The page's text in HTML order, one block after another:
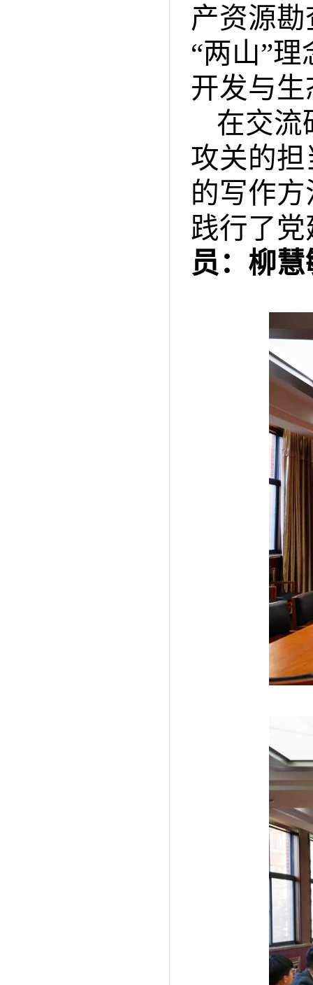
产资源
“两山”理
开发与
在交流
攻关的
的写作
践行了党
员：柳